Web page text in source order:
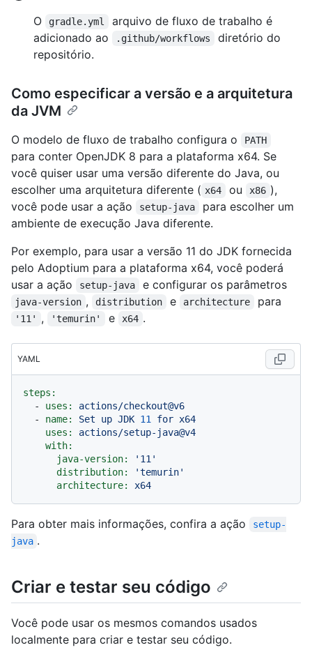
O
gradle.yml
arquivo de fluxo de trabalho é
adicionado ao
.github/workflows
diretório do
repositório.
Como especificar a versão e a arquitetura
da JVM
O modelo de fluxo de trabalho configura o PATH
para conter OpenJDK 8 para a plataforma x64. Se
você quiser usar uma versão diferente do Java, ou
escolher uma arquitetura diferente ( x64 ou x86 ),
você pode usar a ação
setup-java
para escolher um
ambiente de execução Java diferente.
Por exemplo, para usar a versão 11 do JDK fornecida
pelo Adoptium para a plataforma x64, você poderá
usar a ação
setup-java e configurar os parâmetros
java-version , distribution e architecture para
'11' , 'temurin' e x64 .
YAML
steps:
-
uses:
actions/checkout@v6
-
name: Set up JDK 11 for x64
uses:
actions/setup-java@v4
with:
java-version:
'11'
distribution:
'temurin'
architecture:
x64
Para obter mais informações, confira a ação
setup-
java .
Criar e testar seu código
Você pode usar os mesmos comandos usados
localmente para criar e testar seu código.